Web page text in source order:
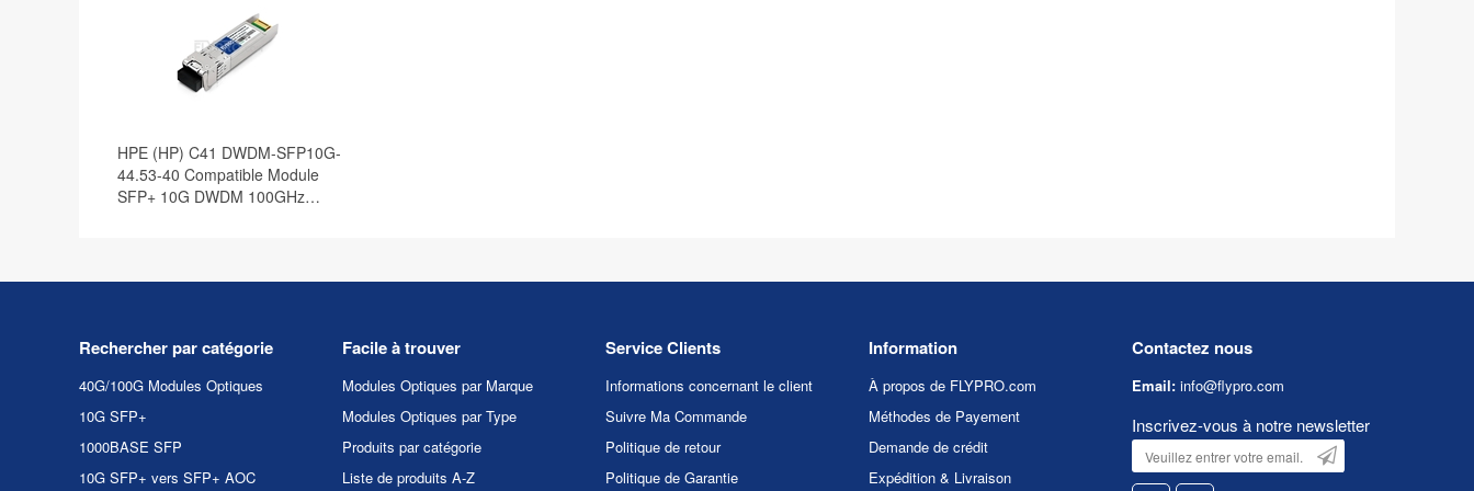
HPE (HP) C41 DWDM-SFP10G-
44.53-40 Compatible Module
SFP+ 10G DWDM 100GHz
Rechercher par catégorie
40G/100G Modules Optiques
10G SFP+
1000BASE SFP
10G SFP+ vers SFP+ AOC
Facile à trouver
Modules Optiques par Marque
Modules Optiques par Type
Produits par catégorie
Liste de produits A-Z
Service Clients
Informations concernant le client
Suivre Ma Commande
Politique de retour
Politique de Garantie
Information
À propos de FLYPRO.com
Méthodes de Payement
Demande de crédit
Expédition & Livraison
Contactez nous
Email: info@flypro.com
Inscrivez-vous à notre newsletter